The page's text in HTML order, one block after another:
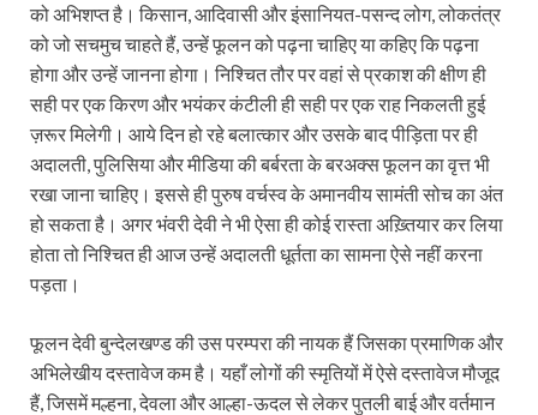
को अभिशप्त है। किसान, आदिवासी और इंसानियत-पसन्द लोग, लोकतंत्र
को जो सचमुच चाहते हैं, उन्हें फूलन को पढ़ना चाहिए या कहिए कि पढ़ना
होगा और उन्हें जानना होगा। निश्चित तौर पर वहां से प्रकाश की क्षीण ही
सही पर एक किरण और भयंकर कंटीली ही सही पर एक राह निकलती हुई
ज़रूर मिलेगी। आये दिन हो रहे बलात्कार और उसके बाद पीड़िता पर ही
अदालती, पुलिसिया और मीडिया की बर्बरता के बरअक्स फूलन का वृत्त भी
रखा जाना चाहिए। इससे ही पुरुष वर्चस्व के अमानवीय सामंती सोच का अंत
हो सकता है। अगर भंवरी देवी ने भी ऐसा ही कोई रास्ता अख़्तियार कर लिया
होता तो निश्चित ही आज उन्हें अदालती धूर्तता का सामना ऐसे नहीं करना
पड़ता।
फूलन देवी बुन्देलखण्ड की उस परम्परा की नायक हैं जिसका प्रमाणिक और
अभिलेखीय दस्तावेज कम है। यहाँ लोगों की स्मृतियों में ऐसे दस्तावेज मौजूद
हैं, जिसमें मल्हना, देवला और आल्हा-ऊदल से लेकर पुतली बाई और वर्तमान